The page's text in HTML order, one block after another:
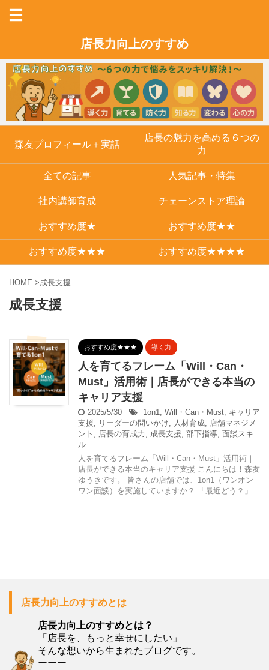
店長力向上のすすめ
森友プロフィール＋実話
店長の魅力を高める６つの
力
全ての記事 人気記事・特集
社内講師育成 チェーンストア理論
おすすめ度★ おすすめ度★★
おすすめ度★★★ おすすめ度★★★★
HOME >成長支援
成長支援
おすすめ度★★★ 導く力
人を育てるフレーム「Will・Can・
Must」活用術｜店長ができる本当の
キャリア支援
2025/5/30 1on1, Will・Can・Must, キャリア
支援, リーダーの問いかけ, 人材育成, 店舗マネジメ
ント , 店長の育成力 , 成長支援, 部下指導, 面談スキ
ル
人を育てるフレーム「Will・Can・Must」活用術｜
店長ができる本当のキャリア支援 こんにちは！森友
ゆうきです。 皆さんの店舗では、1on1（ワンオン
ワン面談）を実施していますか？ 「最近どう？」
...
店長力向上のすすめとは
店長力向上のすすめとは？
「店長を、もっと幸せにしたい」
そんな想いから生まれたブログです。
ーーー